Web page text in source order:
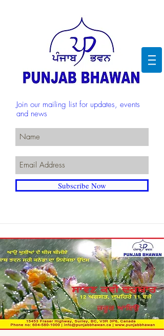
Join our mailing list for updates, events
and news
Subscribe Now